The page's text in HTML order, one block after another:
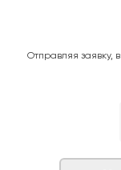
Отправляя заявку,